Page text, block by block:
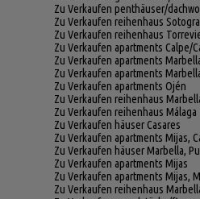
Zu Verkaufen penthäuser/
Zu Verkaufen reihenhaus
Zu Verkaufen reihenhaus
Zu Verkaufen apartments Calpe/
Zu Verkaufen apartments
Zu Verkaufen apartments
Zu Verkaufen apartments Ojén
Zu Verkaufen reihenhaus
Zu Verkaufen reihenhaus Málaga
Zu Verkaufen häuser Casares
Zu Verkaufen apartments Mijas,
Zu Verkaufen häuser Marbella,
Zu Verkaufen apartments Mijas
Zu Verkaufen apartments Mijas,
Zu Verkaufen reihenhaus